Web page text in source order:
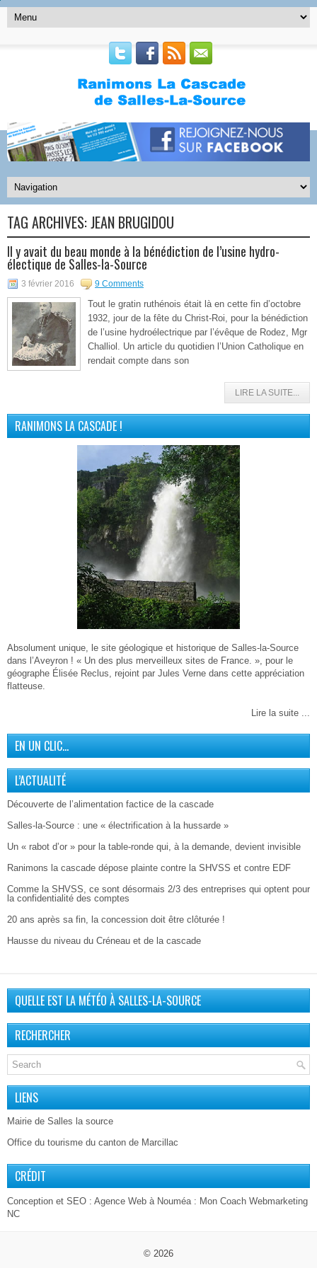
TAG ARCHIVES:JEAN BRUGIDOU
Il y avait du beau monde à la bénédiction de l’usine hydro-
électique de Salles-la-Source
3 février 2016 9 Comments
Tout le gratin ruthénois était là en cette fin d’octobre
1932, jour de la fête du Christ-Roi, pour la bénédiction
de l’usine hydroélectrique par l’évêque de Rodez, Mgr
Challiol. Un article du quotidien l’Union Catholique en
rendait compte dans son
LIRE LA SUITE...
RANIMONS LA CASCADE !
Absolument unique, le site géologique et historique de Salles-la-Source
dans l’Aveyron ! « Un des plus merveilleux sites de France. », pour le
géographe Élisée Reclus, rejoint par Jules Verne dans cette appréciation
flatteuse.
Lire la suite ...
EN UN CLIC…
L’ACTUALITÉ
Découverte de l’alimentation factice de la cascade
Salles-la-Source : une « électrification à la hussarde »
Un « rabot d’or » pour la table-ronde qui, à la demande, devient invisible
Ranimons la cascade dépose plainte contre la SHVSS et contre EDF
Comme la SHVSS, ce sont désormais 2/3 des entreprises qui optent pour
la confidentialité des comptes
20 ans après sa fin, la concession doit être clôturée !
Hausse du niveau du Créneau et de la cascade
QUELLE EST LA MÉTÉO À SALLES-LA-SOURCE
RECHERCHER
LIENS
Mairie de Salles la source
Office du tourisme du canton de Marcillac
CRÉDIT
Conception et SEO : Agence Web à Nouméa : Mon Coach Webmarketing
NC
© 2026